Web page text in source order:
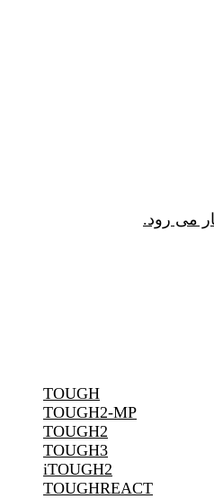
TOUGH
TOUGH2-MP
TOUGH2
TOUGH3
iTOUGH2
TOUGHREACT